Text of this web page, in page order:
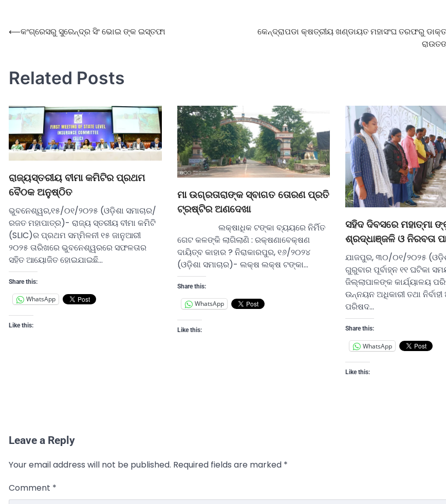
⟵କଂଗ୍ରେସରୁ ସୁରେନ୍ଦ୍ର ସିଂ ଭୋଇ ଙ୍କ ଇସ୍ତଫା
କେନ୍ଦ୍ରାପଡା କ୍ଷତ୍ରୀୟ ଖଣ୍ଡାୟତ ମହାସଂଘ ତରଫରୁ
Related Posts
ରାଜ୍ୟସ୍ତରୀୟ ବୀମା କମିଟିର ପ୍ରଥମ
ବୈଠକ ଅନୁଷ୍ଠିତ
ଭୁବନେଶ୍ୱର,୧୫/୦୧/୨୦୨୫ (ଓଡ଼ିଶା ସମାଚାର/
ରଜତ ମହାପାତ୍ର)- ରାଜ୍ୟ ସ୍ତରୀୟ ବୀମା କମିଟି
(SLIC)ର ପ୍ରଥମ ସମ୍ମିଳନୀ ୧୫ ଜାନୁଆରୀ
୨୦୨୫ ତାରିଖରେ ଭୁବନେଶ୍ୱରରେ ସଫଳତାର
ସହିତ ଆୟୋଜିତ ହୋଇଯାଇଛି…
Share this:
WhatsApp
Like this:
ମା ଉଗ୍ରତାରାଙ୍କ ସ୍ବାଗତ ତୋରଣ ପ୍ରତି
ଟ୍ରଷ୍ଟିର ଅଣଦେଖା
ଲକ୍ଷାଧିକ ଟଙ୍କା ବ୍ୟୟରେ ନିର୍ମିତ
ଗେଟ କଳଙ୍କି ଲାଗିଲାଣି : ରକ୍ଷଣାବେକ୍ଷଣ
ଦାୟିତ୍ବ କାହାର ? ନିରାକାରପୁର, ୧୬/୨୦୨୪
(ଓଡ଼ିଶା ସମାଚାର)- ଲକ୍ଷ ଲକ୍ଷ ଟଙ୍କା…
Share this:
WhatsApp
Like this:
ସହିଦ ଦିବସରେ ମହାତ୍ମା
ଶ୍ରଦ୍ଧାଞ୍ଜଳି ଓ ନିରବତା
ଯାଜପୁର, ୩୦/୦୧/୨୦୨୫
ଗୁରୁବାର ପୂର୍ବାହ୍ନ ୧୧ ଘଟିକା
ଜିଲ୍ଲାପାଳଙ୍କ କାର୍ଯ୍ୟାଳୟ
ଉନ୍ନୟନ ଅଧିକାରୀ ତଥା
ପରିଷଦ…
Share this:
WhatsApp
Like this:
Leave a Reply
Your email address will not be published. Required fields are marked *
Comment *